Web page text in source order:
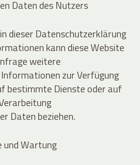
Daten des Nutzers
dieser Datenschutzerklärung
kann diese Website
weitere
zur Verfügung
bestimmte Dienste oder auf
Daten beziehen.
Wartung